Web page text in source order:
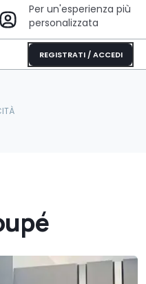
Per un'esperienza più
personalizzata
REGISTRATI / ACCEDI